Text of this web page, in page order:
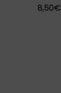
8,50€